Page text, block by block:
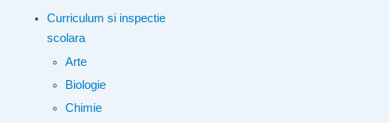
Curriculum si inspectie
scolara
Arte
Biologie
Chimie